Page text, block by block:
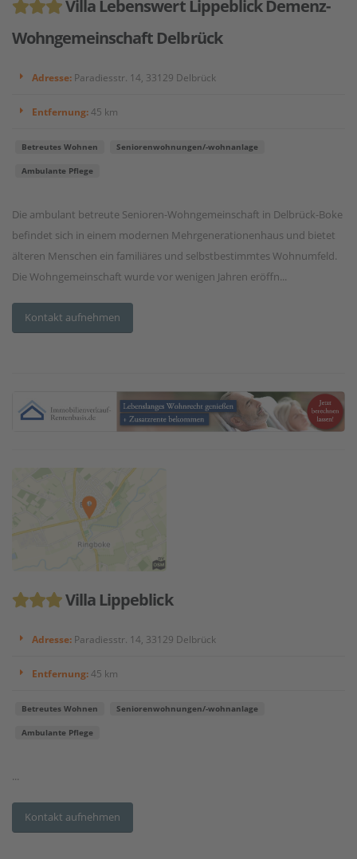
Villa Lebenswert Lippeblick Demenz-
Wohngemeinschaft Delbrück
Adresse: Paradiesstr. 14, 33129 Delbrück
Entfernung:45 km
Betreutes Wohnen Seniorenwohnungen/-wohnanlage
Ambulante Pflege
Die ambulant betreute Senioren-Wohngemeinschaft in Delbrück-Boke
befindet sich in einem modernen Mehrgenerationenhaus und bietet
älteren Menschen ein familiäres und selbstbestimmtes Wohnumfeld.
Die Wohngemeinschaft wurde vor wenigen Jahren eröffn...
Kontakt aufnehmen
Villa Lippeblick
Adresse: Paradiesstr. 14, 33129 Delbrück
Entfernung:45 km
Betreutes Wohnen Seniorenwohnungen/-wohnanlage
Ambulante Pflege
...
Kontakt aufnehmen